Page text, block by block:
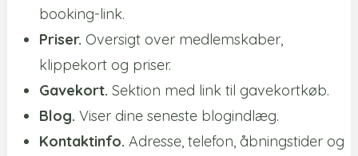
booking-link.
Priser. Oversigt over medlemskaber,
klippekort og priser.
Gavekort. Sektion med link til gavekortkøb.
Blog. Viser dine seneste blogindlæg.
Kontaktinfo. Adresse, telefon, åbningstider og